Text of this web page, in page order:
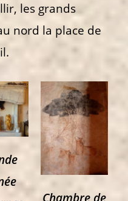
les grands
nord la place de
Chambre de